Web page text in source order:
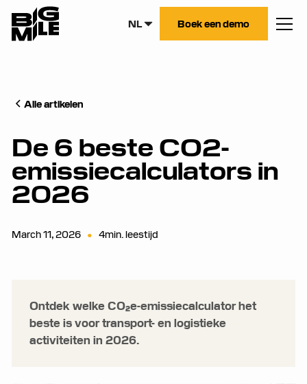
NL Boek een demo
Alle artikelen
De 6 beste CO2-
emissiecalculators in
2026
March 11, 2026 • 4min. leestijd
Ontdek welke CO₂e-emissiecalculator het
beste is voor transport- en logistieke
activiteiten in 2026.